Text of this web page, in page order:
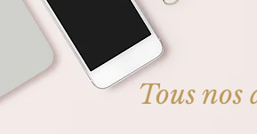
Tous nos